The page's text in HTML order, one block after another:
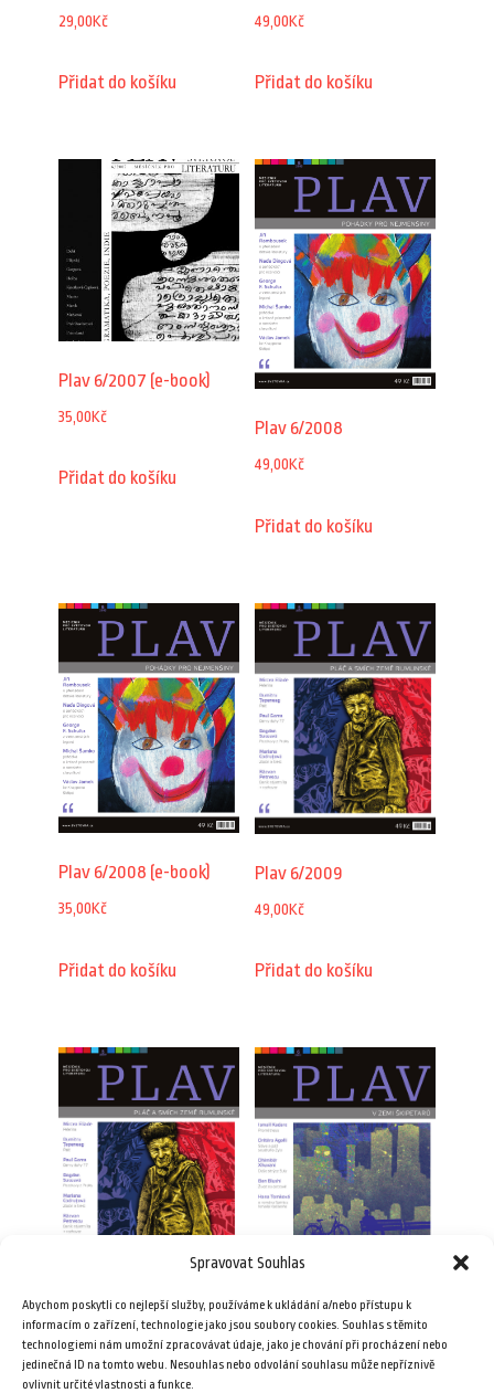
Spravovat Souhlas
Abychom poskytli co nejlepší služby, používáme k ukládání a/nebo přístupu k
informacím o zařízení, technologie jako jsou soubory cookies. Souhlas s těmito
technologiemi nám umožní zpracovávat údaje, jako je chování při procházení nebo
jedinečná ID na tomto webu. Nesouhlas nebo odvolání souhlasu může nepříznivě
ovlivnit určité vlastnosti a funkce.
29,00Kč
Přidat do košíku
49,00Kč
Přidat do košíku
Plav 6/2007 (e-book)
35,00Kč
Přidat do košíku
Plav 6/2008
49,00Kč
Přidat do košíku
Plav 6/2008 (e-book)
35,00Kč
Přidat do košíku
Plav 6/2009
49,00Kč
Přidat do košíku
Plav 6/2009 (e-book)
35,00Kč
Plav 6/2010
49,00Kč